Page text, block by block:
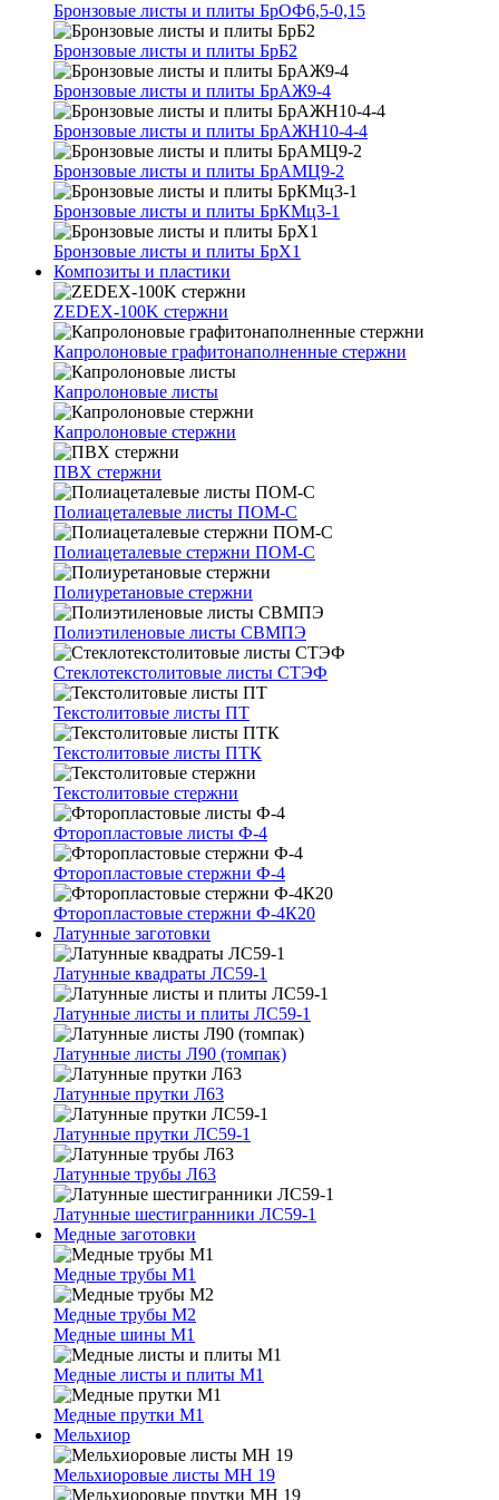
Бронзовые листы и плиты БрОФ6,5-0,15
Бронзовые листы и плиты БрБ2
Бронзовые листы и плиты БрАЖ9-4
Бронзовые листы и плиты БрАЖН10-4-4
Бронзовые листы и плиты БрАМЦ9-2
Бронзовые листы и плиты БрКМц3-1
Бронзовые листы и плиты БрХ1
Композиты и пластики
ZEDEX-100K стержни
Капролоновые графитонаполненные стержни
Капролоновые листы
Капролоновые стержни
ПВХ стержни
Полиацеталевые листы ПОМ-С
Полиацеталевые стержни ПОМ-С
Полиуретановые стержни
Полиэтиленовые листы СВМПЭ
Стеклотекстолитовые листы СТЭФ
Текстолитовые листы ПТ
Текстолитовые листы ПТК
Текстолитовые стержни
Фторопластовые листы Ф-4
Фторопластовые стержни Ф-4
Фторопластовые стержни Ф-4К20
Латунные заготовки
Латунные квадраты ЛС59-1
Латунные листы и плиты ЛС59-1
Латунные листы Л90 (томпак)
Латунные прутки Л63
Латунные прутки ЛС59-1
Латунные трубы Л63
Латунные шестигранники ЛС59-1
Медные заготовки
Медные трубы М1
Медные трубы М2
Медные шины М1
Медные листы и плиты М1
Медные прутки М1
Мельхиор
Мельхиоровые листы МН 19